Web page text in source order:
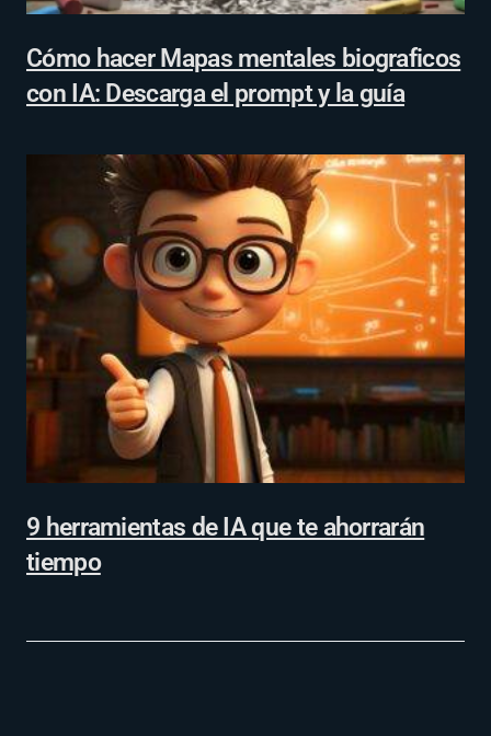
Cómo hacer Mapas mentales biograficos
con IA: Descarga el prompt y la guía
9 herramientas de IA que te ahorrarán
tiempo